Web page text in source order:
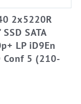
2x5220R
SATA
LP iD9En
Conf 5 (210-